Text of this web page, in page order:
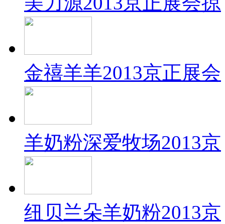
金禧羊羊2013京正展会
羊奶粉深爱牧场2013京
纽贝兰朵羊奶粉2013京